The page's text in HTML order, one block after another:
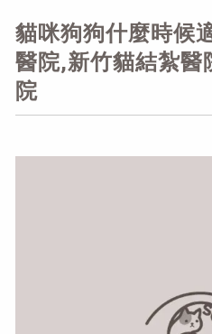
貓咪狗狗什麼時候
醫院,新竹貓結紮醫
院